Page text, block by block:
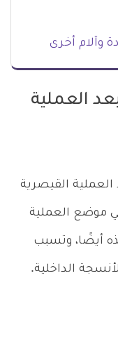
بعد العملية
القيصرية
موضع العملية
أيضًا، وتسبب
الداخلية.